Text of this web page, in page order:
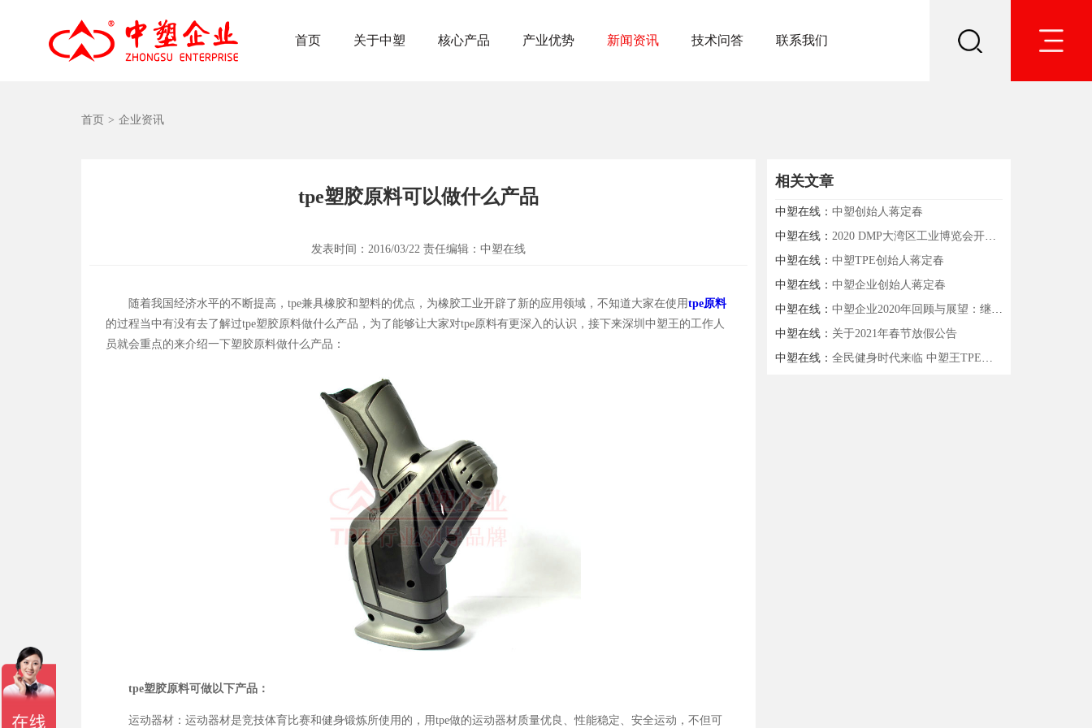
首页 关于中塑 核心产品 产业优势 新闻资讯 技术问答 联系我们
首页 > 企业资讯
tpe塑胶原料可以做什么产品
发表时间： 2016/03/22 责任编辑： 中塑在线
随着我国经济水平的不断提高，tpe兼具橡胶和塑料的优点，为橡胶工业开辟了新的应用领域，不知道大家在使用tpe原料
的过程当中有没有去了解过tpe塑胶原料做什么产品，为了能够让大家对tpe原料有更深入的认识，接下来深圳中塑王的工作人
员就会重点的来介绍一下塑胶原料做什么产品：
tpe塑胶原料可做以下产品：
运动器材：运动器材是竞技体育比赛和健身锻炼所使用的，用tpe做的运动器材质量优良、性能稳定、安全运动，不但可
相关文章
中塑在线： 中塑创始人蒋定春
中塑在线： 2020 DMP大湾区工业博览会开幕 中塑王带您领略塑胶材料风采
中塑在线： 中塑TPE创始人蒋定春
中塑在线： 中塑企业创始人蒋定春
中塑在线： 中塑企业2020年回顾与展望：继续深耕，用更好的产品服务客户
中塑在线： 关于2021年春节放假公告
中塑在线： 全民健身时代来临 中塑王TPE凭实力C位出道